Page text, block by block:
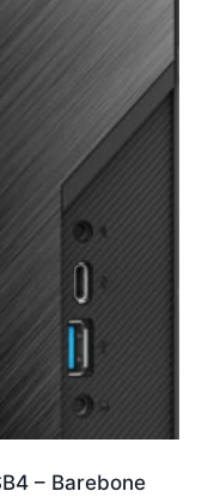
– Barebone